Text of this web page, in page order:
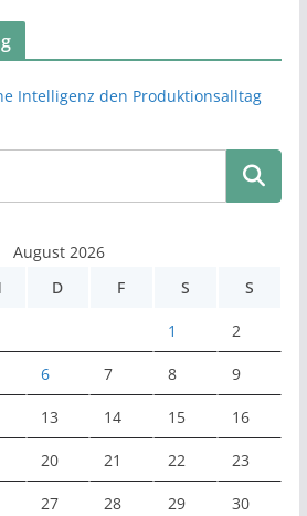
Intelligenz den Produktionsalltag
August 2026
D F S S
1 2
6 7 8 9
13 14 15 16
20 21 22 23
27 28 29 30